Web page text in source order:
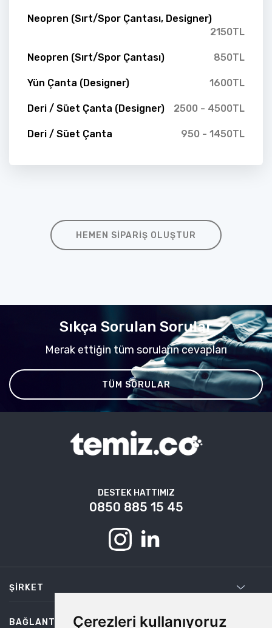
Çerezleri kullanıyoruz
Neopren (Sırt/Spor Çantası, Designer)
2150TL
Neopren (Sırt/Spor Çantası) 850TL
Yün Çanta (Designer) 1600TL
Deri / Süet Çanta (Designer) 2500 - 4500TL
Deri / Süet Çanta 950 - 1450TL
HEMEN SIPARIŞ OLUŞTUR
Sıkça Sorulan Sorular
Merak ettiğin tüm soruların cevapları
TÜM SORULAR
DESTEK HATTIMIZ
0850 885 15 45
ŞIRKET
BAĞLANTILAR